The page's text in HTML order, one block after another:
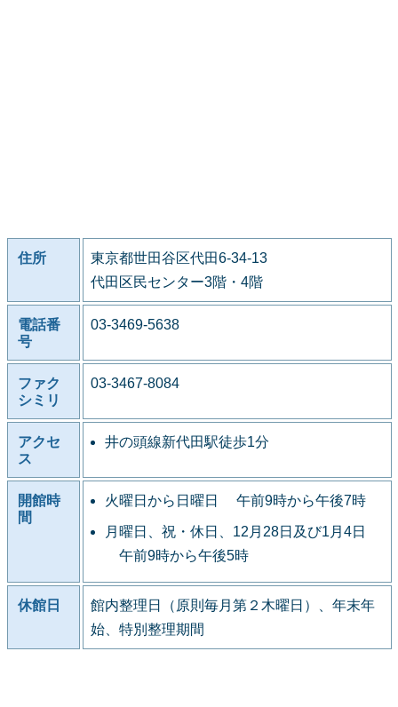
住所
東京都世田谷区代田6-34-13
代田区民センター3階・4階
電話番
号
03-3469-5638
ファク
シミリ
03-3467-8084
アクセ
ス
井の頭線新代田駅徒歩1分
開館時
間
火曜日から日曜日 午前9時から午後7時
月曜日、祝・休日、12月28日及び1月4日
午前9時から午後5時
休館日
館内整理日（原則毎月第２木曜日）、年末年
始、特別整理期間